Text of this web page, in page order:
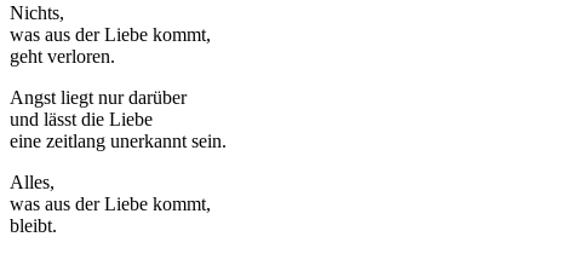
Nichts,
was aus der Liebe kommt,
geht verloren.
Angst liegt nur darüber
und lässt die Liebe
eine zeitlang unerkannt sein.
Alles,
was aus der Liebe kommt,
bleibt.